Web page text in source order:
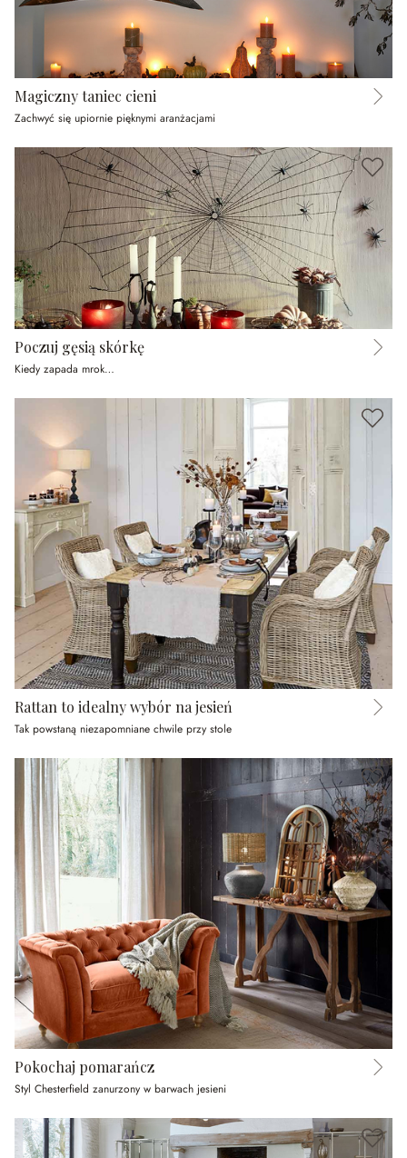
Magiczny taniec cieni
Zachwyć się upiornie pięknymi aranżacjami
Poczuj gęsią skórkę
Kiedy zapada mrok…
Rattan to idealny wybór na jesień
Tak powstaną niezapomniane chwile przy stole
Pokochaj pomarańcz
Styl Chesterfield zanurzony w barwach jesieni